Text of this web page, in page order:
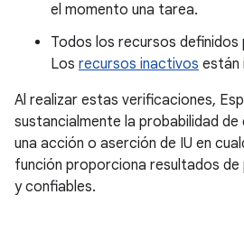
el momento una tarea.
Todos los recursos
Los recursos inactivos están
Al realizar estas verificaciones,
sustancialmente la probabilidad
una acción o aserción de IU en
función proporciona resultados de
y confiables.